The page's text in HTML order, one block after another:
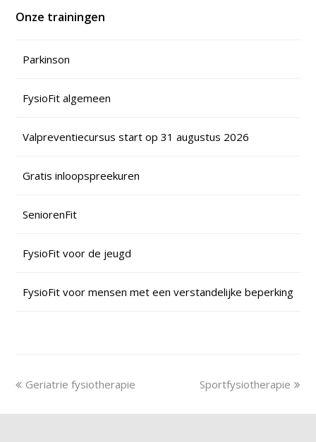
Onze trainingen
Parkinson
FysioFit algemeen
Valpreventiecursus start op 31 augustus 2026
Gratis inloopspreekuren
SeniorenFit
FysioFit voor de jeugd
FysioFit voor mensen met een verstandelijke beperking
Geriatrie fysiotherapie Sportfysiotherapie